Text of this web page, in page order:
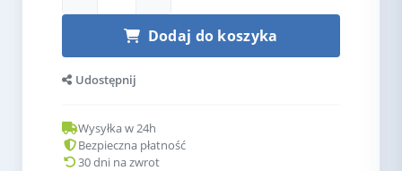
Dodaj do koszyka
Udostępnij
Wysyłka w 24h
Bezpieczna płatność
30 dni na zwrot